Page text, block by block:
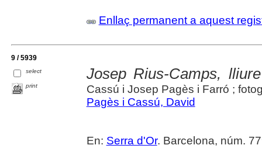
Enllaç permanent a aquest
9 / 5939
select
print
Josep Rius-Camps, lliure
Cassú i Josep Pagès i Farró ;
Pagès i Cassú, David
En: Serra d'Or. Barcelona, núm.